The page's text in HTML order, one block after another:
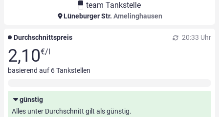
team Tankstelle
Lüneburger Str. Amelinghausen
Durchschnittspreis 20:33 Uhr
2,10€/l
basierend auf 6Tankstellen
günstig
Alles unter Durchschnitt gilt als günstig.